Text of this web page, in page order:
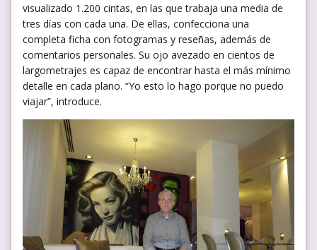
visualizado 1.200 cintas, en las que trabaja una media de
tres días con cada una. De ellas, confecciona una
completa ficha con fotogramas y reseñas, además de
comentarios personales. Su ojo avezado en cientos de
largometrajes es capaz de encontrar hasta el más mínimo
detalle en cada plano. “Yo esto lo hago porque no puedo
viajar”, introduce.